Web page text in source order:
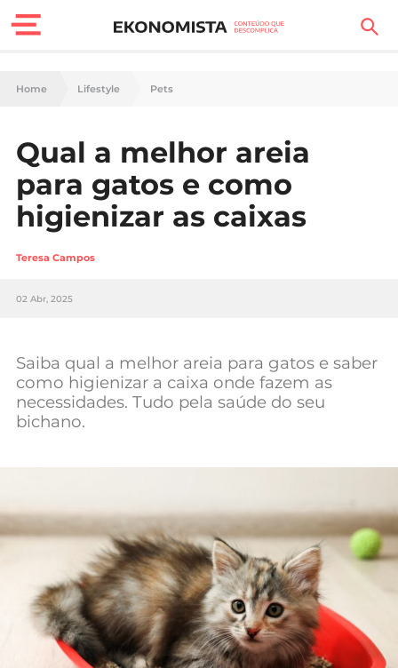
Finanças Pessoais
Carreira
Casa
Lifestyle
Sociedade
Negócios
Mundial 2026
Home Lifestyle Pets
Qual a melhor areia
para gatos e como
higienizar as caixas
Teresa Campos
02 Abr, 2025
Saiba qual a melhor areia para gatos e saber
como higienizar a caixa onde fazem as
necessidades. Tudo pela saúde do seu
bichano.